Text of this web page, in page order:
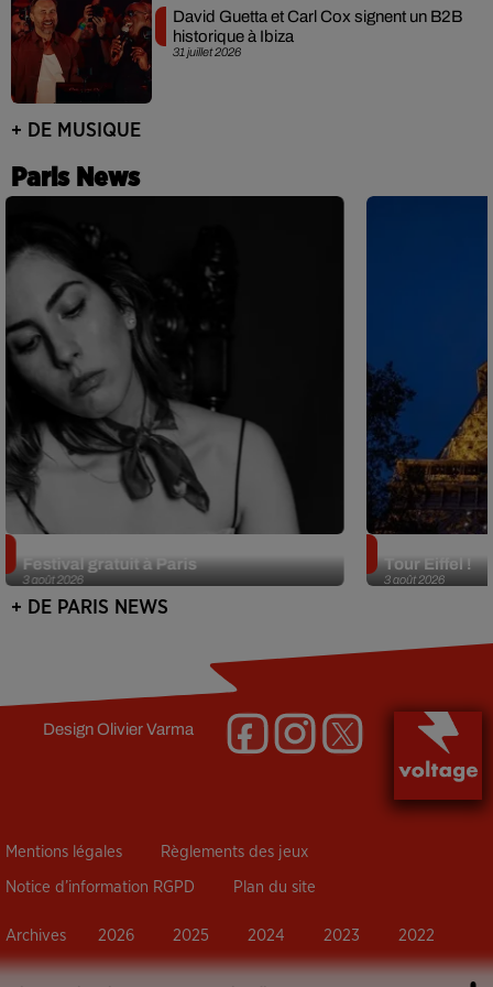
31 juillet 2026
David Guetta et Carl Cox signent un B2B
historique à Ibiza
+ DE MUSIQUE
Paris News
3 août 2026
Festival gratuit à Paris
3 août 2026
Tour Eiffel !
+ DE PARIS NEWS
DesignOlivier Varma
Mentions légales Règlements des jeux
Notice d’information RGPD Plan du site
Archives 2026 2025 2024 2023 2022